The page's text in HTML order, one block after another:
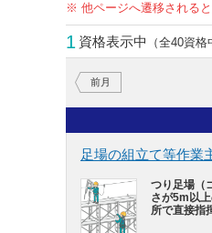
※ 他ページへ遷移される
1 資格表示中 （全40資格
前月
足場の組立て等作業
つり足場（
さが5m以
所で直接指